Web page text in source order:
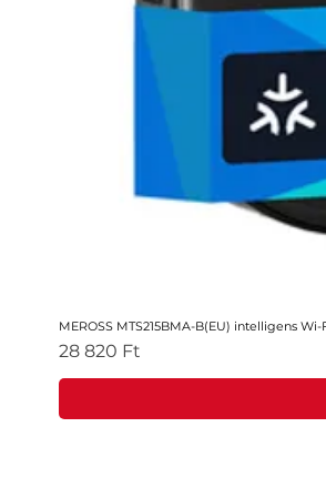
MEROSS MTS215BMA-B(EU) intelligens
Ár
28 820 Ft